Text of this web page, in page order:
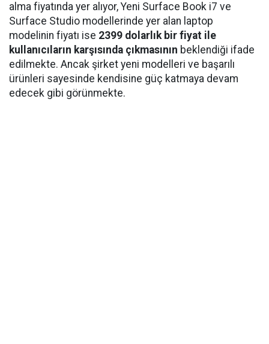
alma fiyatında yer alıyor, Yeni Surface Book i7 ve
Surface Studio modellerinde yer alan laptop
modelinin fiyatı ise 2399 dolarlık bir fiyat ile
kullanıcıların karşısında çıkmasının beklendiği ifade
edilmekte. Ancak şirket yeni modelleri ve başarılı
ürünleri sayesinde kendisine güç katmaya devam
edecek gibi görünmekte.